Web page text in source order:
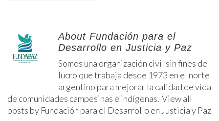
About Fundación para el
Desarrollo en Justicia y Paz
Somos una organización civil sin fines de
lucro que trabaja desde 1973 en el norte
argentino para mejorar la calidad de vida
de comunidades campesinas e indígenas. View all
posts by Fundación para el Desarrollo en Justicia y Paz